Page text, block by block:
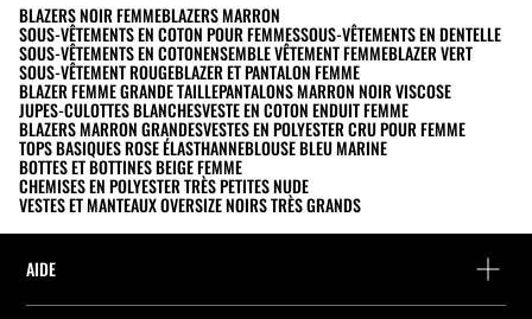
BLAZERS NOIR FEMMEBLAZERS MARRON
SOUS-VÊTEMENTS EN COTON POUR FEMMESSOUS-VÊTEMENTS EN DENTELLE
SOUS-VÊTEMENTS EN COTONENSEMBLE VÊTEMENT FEMMEBLAZER VERT
SOUS-VÊTEMENT ROUGEBLAZER ET PANTALON FEMME
BLAZER FEMME GRANDE TAILLEPANTALONS MARRON NOIR VISCOSE
JUPES-CULOTTES BLANCHESVESTE EN COTON ENDUIT FEMME
BLAZERS MARRON GRANDESVESTES EN POLYESTER CRU POUR FEMME
TOPS BASIQUES ROSE ÉLASTHANNEBLOUSE BLEU MARINE
BOTTES ET BOTTINES BEIGE FEMME
CHEMISES EN POLYESTER TRÈS PETITES NUDE
VESTES ET MANTEAUX OVERSIZE NOIRS TRÈS GRANDS
AIDE